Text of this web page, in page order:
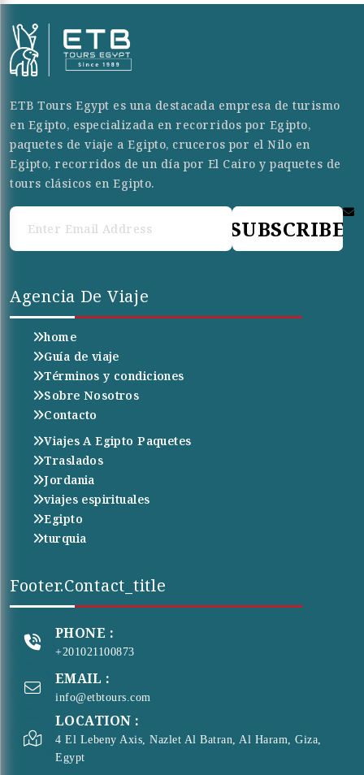
ETB Tours Egypt es una destacada empresa de turismo
en Egipto, especializada en recorridos por Egipto,
paquetes de viaje a Egipto, cruceros por el Nilo en
Egipto, recorridos de un día por El Cairo y paquetes de
tours clásicos en Egipto.
SUBSCRIBE
Agencia De Viaje
home
Guía de viaje
Términos y condiciones
Sobre Nosotros
Contacto
Viajes A Egipto Paquetes
Traslados
Jordania
viajes espirituales
Egipto
turquia
Footer.contact_title
PHONE :
+201021100873
EMAIL :
info@etbtours.com
LOCATION :
4 El Lebeny Axis, Nazlet Al Batran, Al Haram, Giza,
Egypt